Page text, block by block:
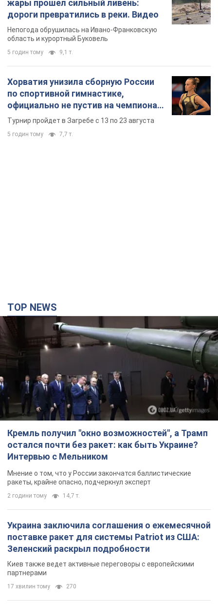
жары прошел сильный ливень:
дороги превратились в реки. Видео
Непогода обрушилась на Ивано-Франковскую
область и курортный Буковель
5 годин тому 9,1 т.
Хорватия унизила сборную России
по спортивной гимнастике,
официально не пустив на чемпионат
Европы основных спортсменов
Турнир пройдет в Загребе с 13 по 23 августа
5 годин тому 7,7 т.
TOP NEWS
Кремль получил "окно возможностей", а Трамп
остался почти без ракет: как быть Украине?
Интервью с Мельником
Мнение о том, что у России закончатся баллистические
ракеты, крайне опасно, подчеркнул эксперт
2 години тому 14,7 т.
Украина заключила соглашения о ежемесячной
поставке ракет для системы Patriot из США:
Зеленский раскрыл подробности
Киев также ведет активные переговоры с европейскими
партнерами
17 хвилин тому 270